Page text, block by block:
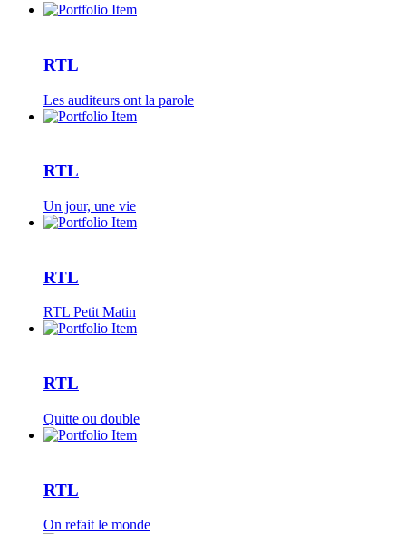
RTL
Les auditeurs ont la parole
RTL
Un jour, une vie
RTL
RTL Petit Matin
RTL
Quitte ou double
RTL
On refait le monde